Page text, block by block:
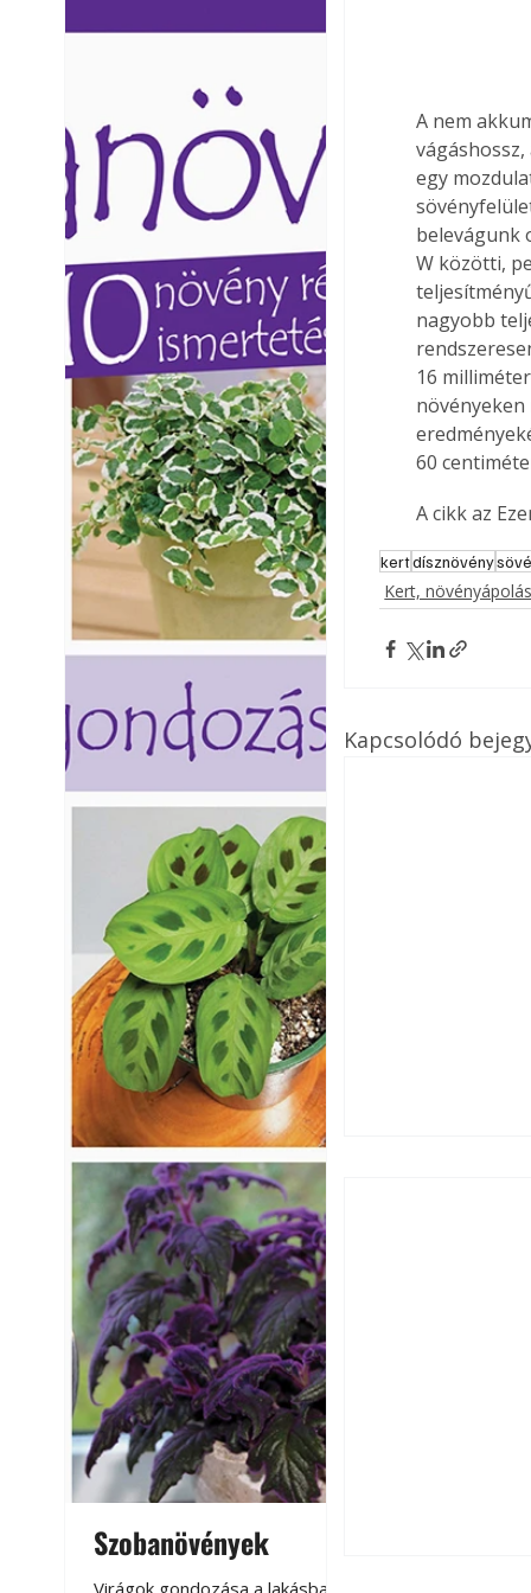
Szobanövények
A nem
egy
belevágunk
W közötti,
nagyobb
16
növényeken
60
A cikk az
kertdísznövény
Kert, növényápolás
Kapcsolódó